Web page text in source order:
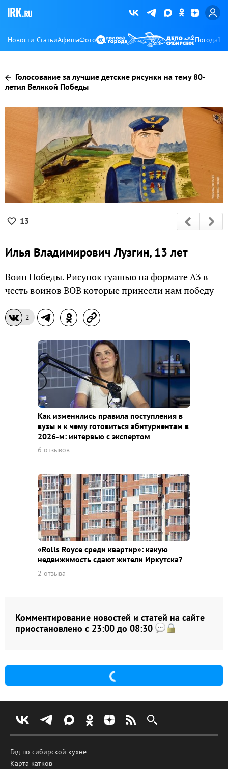
Новости СтатьиАфишаФото Погода
Голосование за лучшие детские рисунки на тему 80-
летия Великой Победы
13
Илья Владимирович Лузгин, 13 лет
Воин Победы. Рисунок гуашью на формате А3 в
честь воинов ВОВ которые принесли нам победу
2
Как изменились правила поступления в
вузы и к чему готовиться абитуриентам в
2026-м: интервью с экспертом
6 отзывов
«Rolls Royce среди квaртир»: какую
недвижимость сдают жители Иркутска?
2 отзыва
Комментирование новостей и статей на сайте
приостановлено с 23:00 до 08:30
Гид по сибирской кухне
Карта катков